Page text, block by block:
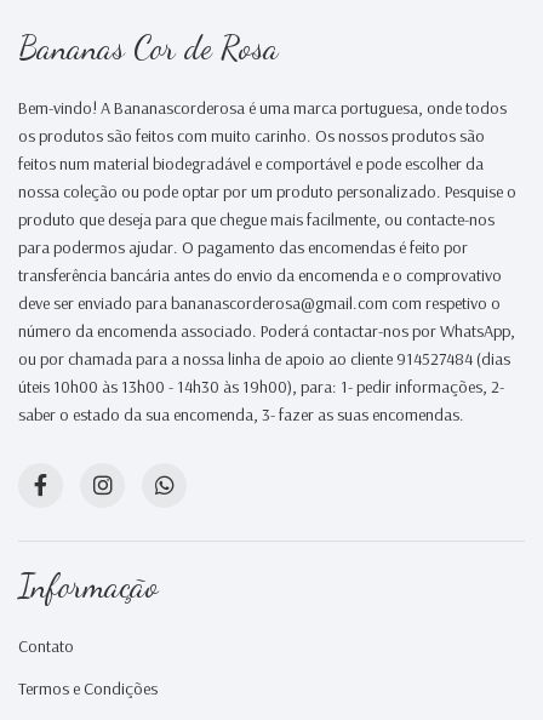
Bananas Cor de Rosa
Bem-vindo! A Bananascorderosa é uma marca portuguesa, onde todos
os produtos são feitos com muito carinho. Os nossos produtos são
feitos num material biodegradável e comportável e pode escolher da
nossa coleção ou pode optar por um produto personalizado. Pesquise o
produto que deseja para que chegue mais facilmente, ou contacte-nos
para podermos ajudar. O pagamento das encomendas é feito por
transferência bancária antes do envio da encomenda e o comprovativo
deve ser enviado para bananascorderosa@gmail.com com respetivo o
número da encomenda associado. Poderá contactar-nos por WhatsApp,
ou por chamada para a nossa linha de apoio ao cliente 914527484 (dias
úteis 10h00 às 13h00 - 14h30 às 19h00), para: 1- pedir informações, 2-
saber o estado da sua encomenda, 3- fazer as suas encomendas.
Informação
Contato
Termos e Condições